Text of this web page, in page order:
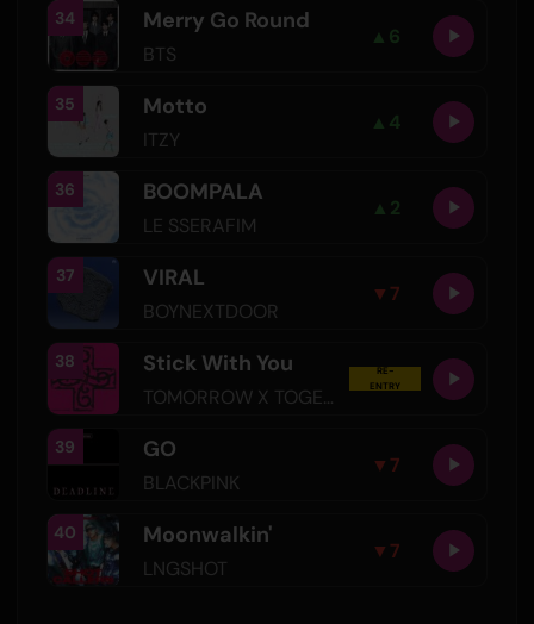
34 Merry Go Round
BTS
▲ 6
35 Motto
ITZY
▲ 4
36 BOOMPALA
LE SSERAFIM
▲ 2
37 VIRAL
BOYNEXTDOOR
▼ 7
38 Stick With You
TOMORROW X TOGETHER
RE-
ENTRY
39 GO
BLACKPINK
▼ 7
40 Moonwalkin'
LNGSHOT
▼ 7